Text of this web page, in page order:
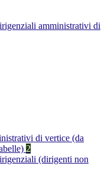
amministrativi di
di vertice (da
2
(dirigenti non